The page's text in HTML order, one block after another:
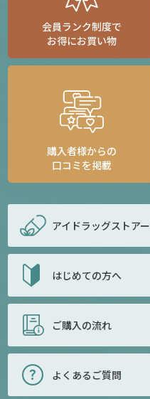
会員ランク制度で
お得にお買い物
購入者様からの
口コミを掲載
アイドラッグストアー
はじめての方へ
ご購入の流れ
よくあるご質問